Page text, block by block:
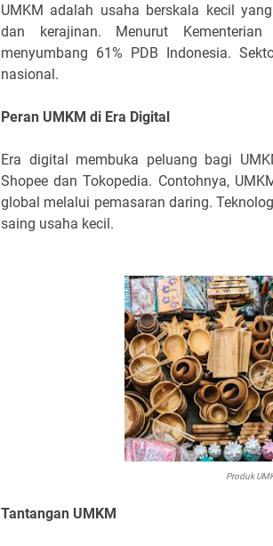
UMKM adalah usaha berskala kecil
dan kerajinan. Menurut
menyumbang 61% PDB Indonesia.
nasional.
Peran UMKM di Era Digital
Era digital membuka peluang bagi
Shopee dan Tokopedia. Contohnya,
global melalui pemasaran daring.
saing usaha kecil.
Produk
Tantangan UMKM